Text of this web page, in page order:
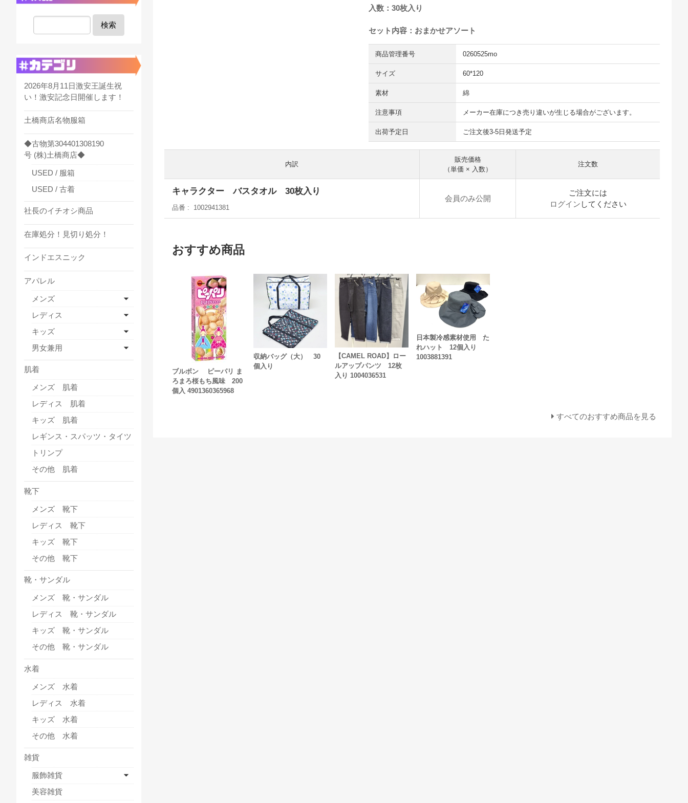
入数：30枚入り
セット内容：おまかせアソート
商品管理番号 0260525mo
サイズ 60*120
素材 綿
注意事項 メーカー在庫につき売り違いが生じる場合がございます。
出荷予定日 ご注文後3-5日発送予定
内訳
販売価格
（単価 × 入数）
注文数
キャラクター バスタオル 30枚入り
品番 1002941381
会員のみ公開
ご注文には
ログイン してください
おすすめ商品
ブルボン ピーパリ ま
ろまろ桜もち風味 200
個入 4901360365968
収納バッグ（大） 30
個入り
【CAMEL ROAD】ロー
ルアップパンツ 12枚
入り 1004036531
日本製冷感素材使用 た
れハット 12個入り
1003881391
すべてのおすすめ商品を見る
検索
2026年8月11日激安王誕生祝
い！激安記念日開催します！
土橋商店名物服箱
◆古物第304401308190
号 (株)土橋商店◆
USED / 服箱
USED / 古着
社長のイチオシ商品
在庫処分！見切り処分！
インドエスニック
アパレル
メンズ
レディス
キッズ
男女兼用
肌着
メンズ 肌着
レディス 肌着
キッズ 肌着
レギンス・スパッツ・タイツ
トリンプ
その他 肌着
靴下
メンズ 靴下
レディス 靴下
キッズ 靴下
その他 靴下
靴・サンダル
メンズ 靴・サンダル
レディス 靴・サンダル
キッズ 靴・サンダル
その他 靴・サンダル
水着
メンズ 水着
レディス 水着
キッズ 水着
その他 水着
雑貨
服飾雑貨
美容雑貨